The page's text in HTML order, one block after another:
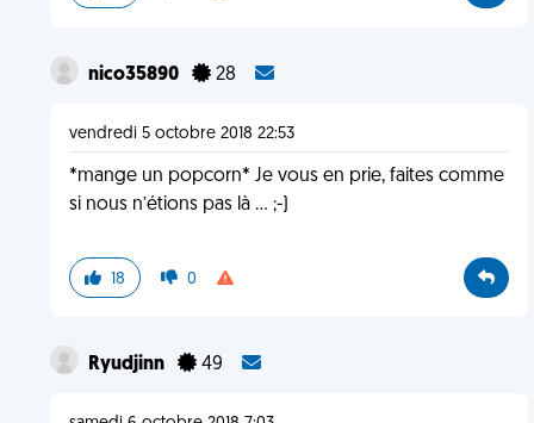
nico35890 28
vendredi 5 octobre 2018 22:53
*mange un popcorn* Je vous en prie, faites comme
si nous n’étions pas là ... ;-)
18 0
Ryudjinn 49